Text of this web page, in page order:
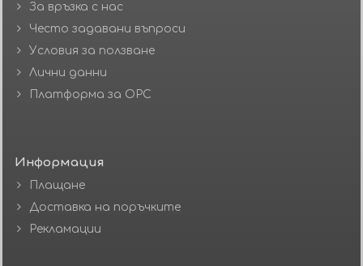
За връзка с нас
Често задавани въпроси
Условия за ползване
Лични данни
Платформа за ОРС
Информация
Плащане
Доставка на поръчките
Рекламации